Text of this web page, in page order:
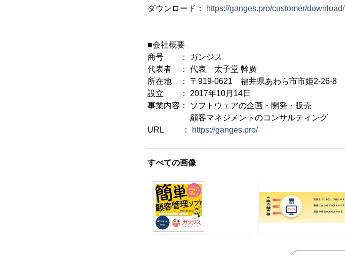
ダウンロード：
https://ganges.pro/customer/download/
■会社概要
商号 ： ガンジス
代表者 ： 代表 太子堂 幹廣
所在地 ： 〒919-0621 福井県あわら市市姫2-26-8
設立 ： 2017年10月14日
事業内容： ソフトウェアの企画・開発・販売
顧客マネジメントのコンサルティング
URL ：
https://ganges.pro/
すべての画像